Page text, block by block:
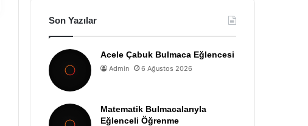
Son Yazılar
Acele Çabuk Bulmaca Eğlencesi
Admin 6 Ağustos 2026
Matematik Bulmacalarıyla
Eğlenceli Öğrenme